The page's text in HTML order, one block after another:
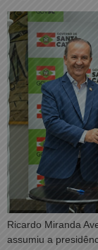
Ricardo Miranda
assumiu a